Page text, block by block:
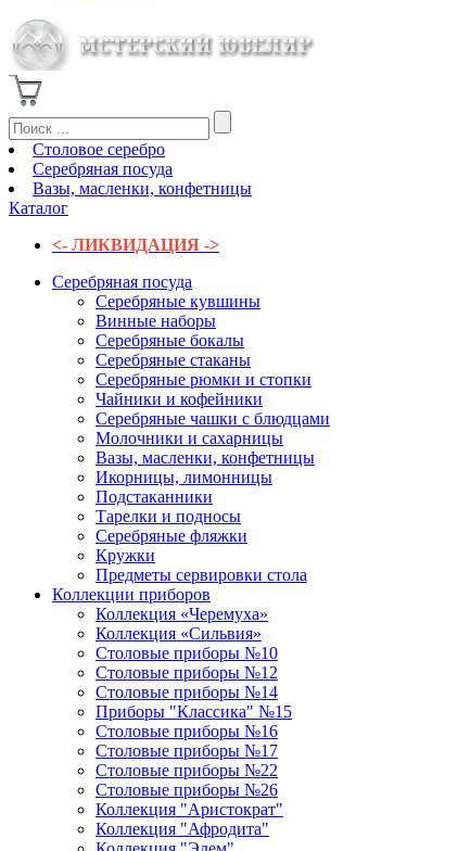
Столовое серебро
Серебряная посуда
Вазы, масленки, конфетницы
Каталог
<- ЛИКВИДАЦИЯ ->
Серебряная посуда
Серебряные кувшины
Винные наборы
Серебряные бокалы
Серебряные стаканы
Серебряные рюмки и стопки
Чайники и кофейники
Серебряные чашки с блюдцами
Молочники и сахарницы
Вазы, масленки, конфетницы
Икорницы, лимонницы
Подстаканники
Тарелки и подносы
Серебряные фляжки
Кружки
Предметы сервировки стола
Коллекции приборов
Коллекция «Черемуха»
Коллекция «Сильвия»
Столовые приборы №10
Столовые приборы №12
Столовые приборы №14
Приборы "Классика" №15
Столовые приборы №16
Столовые приборы №17
Столовые приборы №22
Столовые приборы №26
Коллекция "Аристократ"
Коллекция "Афродита"